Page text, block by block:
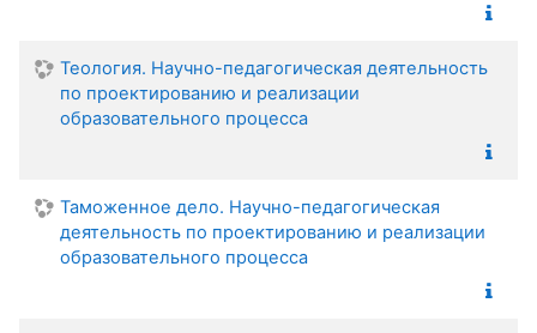
Теология. Научно-педагогическая деятельность
по проектированию и реализации
образовательного процесса
Таможенное дело. Научно-педагогическая
деятельность по проектированию и реализации
образовательного процесса